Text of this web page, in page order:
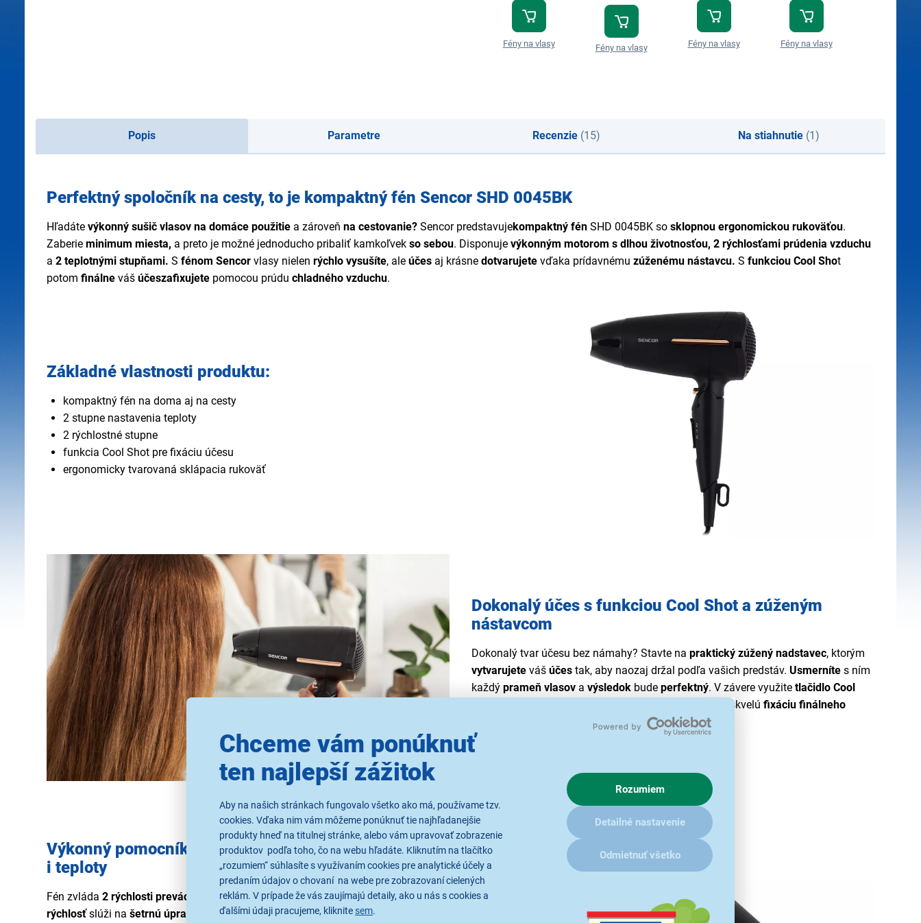
Chceme vám ponúknuť
ten najlepší zážitok
Aby na našich stránkach fungovalo všetko ako má, používame tzv.
cookies. Vďaka nim vám môžeme ponúknuť tie najhľadanejšie
produkty hneď na titulnej stránke, alebo vám upravovať zobrazenie
produktov podľa toho, čo na webu hľadáte. Kliknutím na tlačítko
„rozumiem“ súhlasíte s využívaním cookies pre analytické účely a
predaním údajov o chovaní na webe pre zobrazovaní cielených
reklám. V prípade že vás zaujímajú detaily, ako u nás s cookies a
ďalšími údaji pracujeme, kliknite sem.
Rozumiem
Detailné nastavenie
Odmietnuť všetko
Fény na vlasy Fény na vlasy Fény na vlasy Fény na vlasy
Popis Parametre Recenzie (15) Na stiahnutie (1)
Perfektný spoločník na cesty, to je kompaktný fén Sencor SHD 0045BK
Hľadáte výkonný sušič vlasov na domáce použitie a zároveň na cestovanie? Sencor predstavujekompaktný fén SHD 0045BK so sklopnou ergonomickou rukoväťou.
Zaberie minimum miesta, a preto je možné jednoducho pribaliť kamkoľvek so sebou. Disponuje výkonným motorom s dlhou životnosťou, 2 rýchlosťami prúdenia vzduchu
a 2 teplotnými stupňami. S fénom Sencor vlasy nielen rýchlo vysušíte, ale účes aj krásne dotvarujete vďaka prídavnému zúženému nástavcu. S funkciou Cool Shot
potom finálne váš účeszafixujete pomocou prúdu chladného vzduchu.
Základné vlastnosti produktu:
kompaktný fén na doma aj na cesty
2 stupne nastavenia teploty
2 rýchlostné stupne
funkcia Cool Shot pre fixáciu účesu
ergonomicky tvarovaná sklápacia rukoväť
Dokonalý účes s funkciou Cool Shot a zúženým
nástavcom
Dokonalý tvar účesu bez námahy? Stavte na praktický zúžený nadstavec, ktorým
vytvarujeteváš účestak, aby naozaj držal podľa vašich predstáv. Usmernítes ním
každý prameň vlasova výsledokbude perfektný. V závere využite tlačidlo Cool
docielite skvelú fixáciu finálneho
Výkonný pomocník s nastaviteľnou úrovňou rýchlosti
i teploty
Fén zvláda 2 rýchlosti prevádzky 2úrovne nastaveniateploty.Najnižšia teplotaa
rýchlosťslúži na šetrnú úpravu vlasov, naopaknajvyšší výkonje ideálny